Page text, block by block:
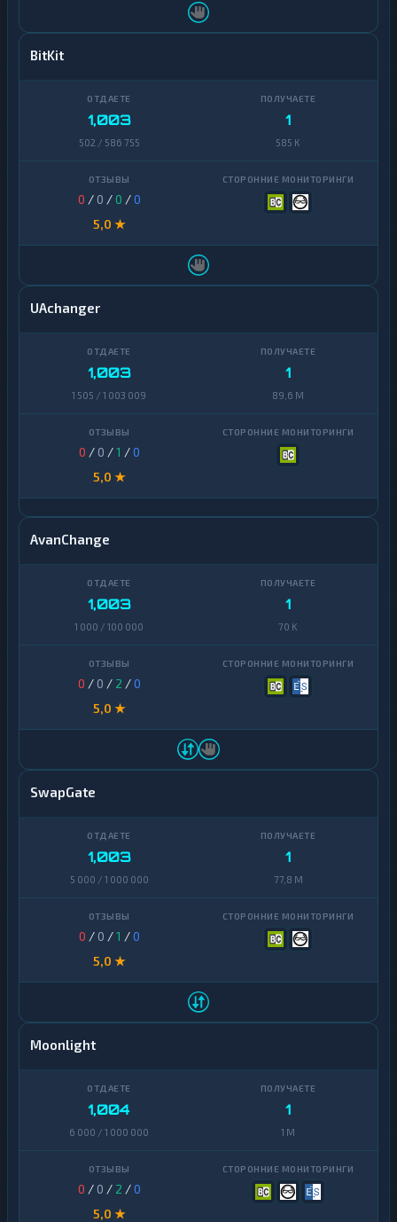
BitKit
1,003
502 / 586 755
1
585 K
0 / 0 /0 /0
5,0 ★
UAchanger
1,003
1 505 / 1 003 009
1
89,6 M
0 / 0 /1 /0
5,0 ★
AvanChange
1,003
1 000 / 100 000
1
70 K
0 / 0 / 2 /0
5,0 ★
SwapGate
1,003
5 000 / 1 000 000
1
77,8 M
0 / 0 /1 /0
5,0 ★
Moonlight
1,004
6 000 / 1 000 000
1
1 M
0 / 0 / 2 /0
5,0 ★